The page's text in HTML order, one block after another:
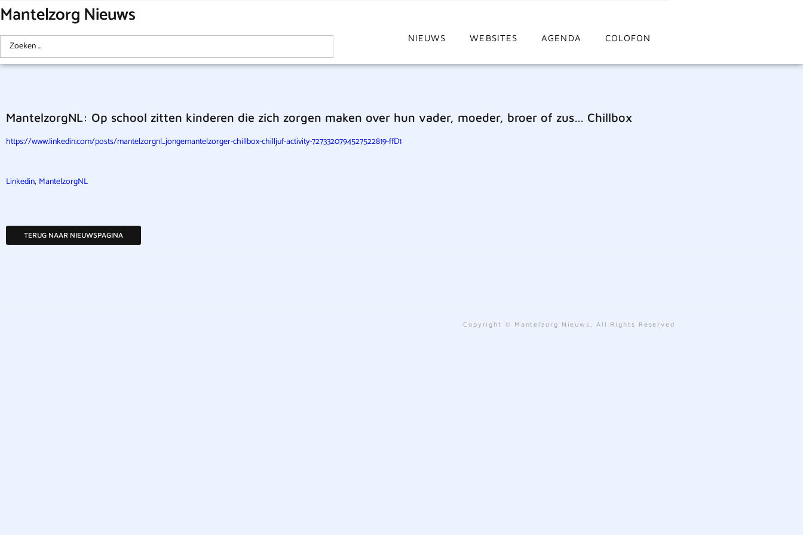
Mantelzorg Nieuws
NIEUWS WEBSITES AGENDA COLOFON
MantelzorgNL: Op school zitten kinderen die zich zorgen maken over hun vader, moeder, broer of zus… Chillbox
https://www.linkedin.com/posts/mantelzorgnl_jongemantelzorger-chillbox-chilljuf-activity-7273320794527522819-ffD1
Linkedin, MantelzorgNL
TERUG NAAR NIEUWSPAGINA
Copyright © Mantelzorg Nieuws. All Rights Reserved